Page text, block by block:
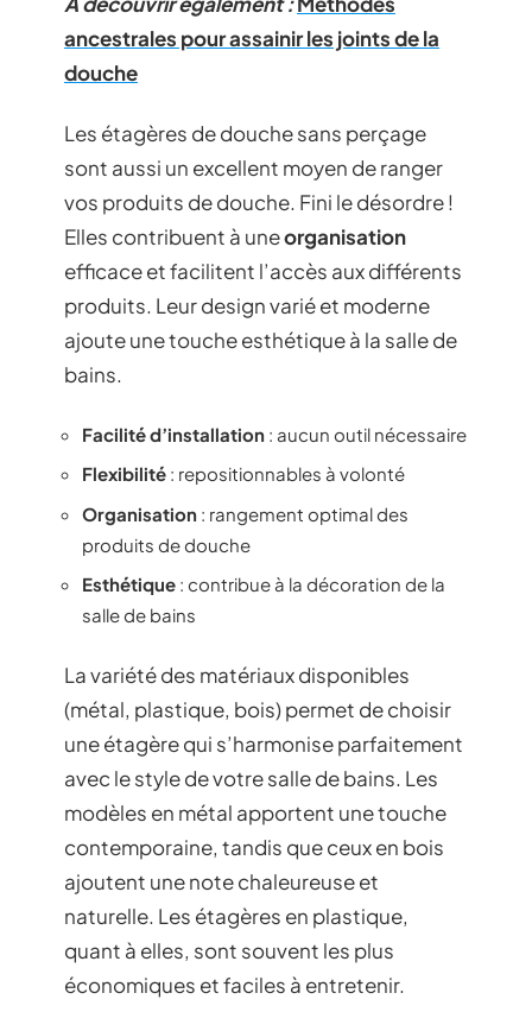
ancestrales pour assainir les joints de la
douche
Les étagères de douche sans perçage
sont aussi un excellent moyen de ranger
vos produits de douche. Fini le désordre !
Elles contribuent à uneorganisation
efficace et facilitent l’accès aux différents
produits. Leur design varié et moderne
ajoute une touche esthétique à la salle de
bains.
Facilité d’installation : aucun outil nécessaire
Flexibilité : repositionnables à volonté
Organisation : rangement optimal des
produits de douche
Esthétique : contribue à la décoration de la
salle de bains
La variété des matériaux disponibles
(métal, plastique, bois) permet de choisir
une étagère qui s’harmonise parfaitement
avec le style de votre salle de bains. Les
modèles en métal apportent une touche
contemporaine, tandis que ceux en bois
ajoutent une note chaleureuse et
naturelle. Les étagères en plastique,
quant à elles, sont souvent les plus
économiques et faciles à entretenir.